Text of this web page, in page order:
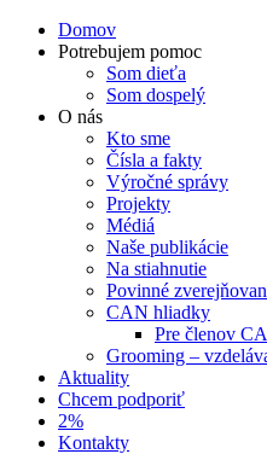
Domov
Potrebujem pomoc
Som dieťa
Som dospelý
O nás
Kto sme
Čísla a fakty
Výročné správy
Projekty
Médiá
Naše publikácie
Na stiahnutie
Povinné
CAN hliadky
Pre členov
Grooming –
Aktuality
Chcem podporiť
2%
Kontakty